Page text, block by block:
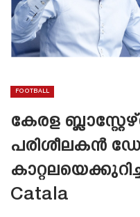
FOOTBALL
കേരള
പരിശീലകൻ
Catala